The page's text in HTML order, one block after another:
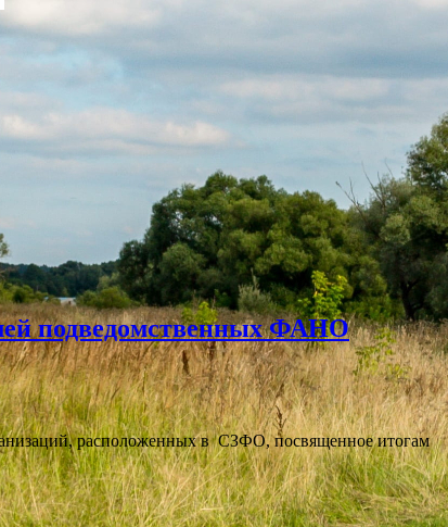
подведомственных ФАНО
расположенных в СЗФО, посвященное итогам